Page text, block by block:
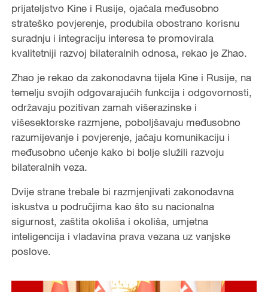
prijateljstvo Kine i Rusije, ojačala međusobno
strateško povjerenje, produbila obostrano korisnu
suradnju i integraciju interesa te promovirala
kvalitetniji razvoj bilateralnih odnosa, rekao je Zhao.
Zhao je rekao da zakonodavna tijela Kine i Rusije, na
temelju svojih odgovarajućih funkcija i odgovornosti,
održavaju pozitivan zamah višerazinske i
višesektorske razmjene, poboljšavaju međusobno
razumijevanje i povjerenje, jačaju komunikaciju i
međusobno učenje kako bi bolje služili razvoju
bilateralnih veza.
Dvije strane trebale bi razmjenjivati zakonodavna
iskustva u područjima kao što su nacionalna
sigurnost, zaštita okoliša i okoliša, umjetna
inteligencija i vladavina prava vezana uz vanjske
poslove.